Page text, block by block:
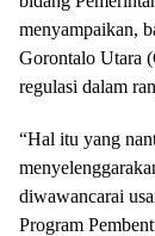
menyampaikan,
Gorontalo Utara
regulasi dalam
“Hal itu yang
diwawancarai
Program